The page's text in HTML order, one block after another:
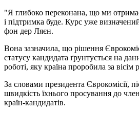
"Я глибоко переконана, що ми
і підтримка буде. Курс уже
фон дер Ляєн.
Вона зазначила, що рішення
статусу кандидата ґрунтується на
роботі, яку країна проробила за вісім
За словами президента Єврокомісії,
швидкість їхнього просування до
країн-кандидатів.